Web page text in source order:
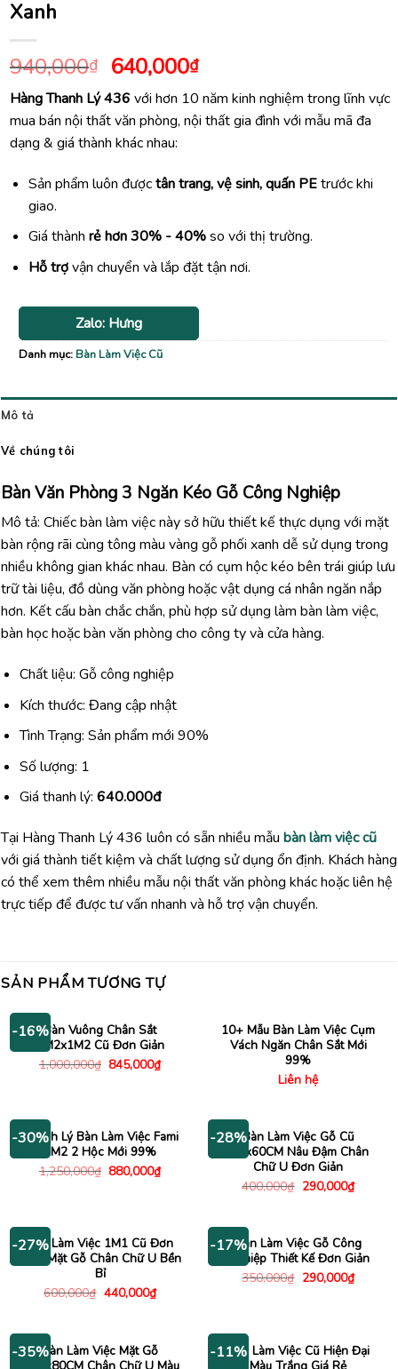
Xanh
940,000₫ Giá
gốc
là:
940,000₫.
640,000₫Giá
hiện
tại
là:
Hàng Thanh Lý 436 với hơn 10 năm kinh nghiệm trong lĩnh vực
mua bán nội thất văn phòng, nội thất gia đình với mẫu mã đa
dạng & giá thành khác nhau:
Sản phẩm luôn đượctân trang, vệ sinh, quấn PEtrước khi
giao.
Giá thành rẻ hơn 30% - 40%so với thị trường.
Hỗ trợvận chuyển và lắp đặt tận nơi.
Zalo: Hưng
Danh mục:Bàn Làm Việc Cũ
Mô tả
Về chúng tôi
Bàn Văn Phòng 3 Ngăn Kéo Gỗ Công Nghiệp
Mô tả: Chiếc bàn làm việc này sở hữu thiết kế thực dụng với mặt
bàn rộng rãi cùng tông màu vàng gỗ phối xanh dễ sử dụng trong
nhiều không gian khác nhau. Bàn có cụm hộc kéo bên trái giúp lưu
trữ tài liệu, đồ dùng văn phòng hoặc vật dụng cá nhân ngăn nắp
hơn. Kết cấu bàn chắc chắn, phù hợp sử dụng làm bàn làm việc,
bàn học hoặc bàn văn phòng cho công ty và cửa hàng.
Chất liệu: Gỗ công nghiệp
Kích thước: Đang cập nhật
Tình Trạng: Sản phẩm mới 90%
Số lượng: 1
Giá thanh lý: 640.000đ
Tại Hàng Thanh Lý 436 luôn có sẵn nhiều mẫu bàn làm việc cũ
với giá thành tiết kiệm và chất lượng sử dụng ổn định. Khách hàng
có thể xem thêm nhiều mẫu nội thất văn phòng khác hoặc liên hệ
trực tiếp để được tư vấn nhanh và hỗ trợ vận chuyển.
SẢN PHẨM TƯƠNG TỰ
-16%Bàn Vuông Chân Sắt
1M2x1M2 Cũ Đơn Giản
1,000,000₫ Giá
845,000₫Giá
hiện
10+ Mẫu Bàn Làm Việc Cụm
Vách Ngăn Chân Sắt Mới
99%
Liên hệ
-30%
Thanh Lý Bàn Làm Việc Fami
1M2 2 Hộc Mới 99%
1,250,000₫ Giá
880,000₫Giá
hiện
-28%Bàn Làm Việc Gỗ Cũ
1Mx60CM Nâu Đậm Chân
Chữ U Đơn Giản
400,000₫ Giá
290,000₫Giá
hiện
-27%
Bàn Làm Việc 1M1 Cũ Đơn
Giản Mặt Gỗ Chân Chữ U Bền
Bỉ
600,000₫ Giá
440,000₫Giá
hiện
440,000₫.
-17%Bàn Làm Việc Gỗ Công
Nghiệp Thiết Kế Đơn Giản
350,000₫ Giá
290,000₫Giá
hiện
-35%Bàn Làm Việc Mặt Gỗ
-11%Bàn Làm Việc Cũ Hiện Đại